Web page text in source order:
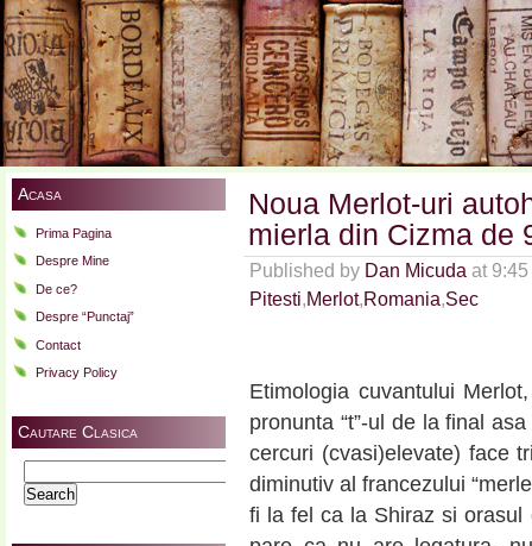
Acasa
Prima Pagina
Despre Mine
De ce?
Despre “Punctaj”
Contact
Privacy Policy
Cautare Clasica
for:
Noua Merlot-uri
mierla din Cizma de
Published by Dan Micuda at
Pitesti,Merlot,Romania,Sec
Etimologia cuvantului
pronunta “t”-ul de la final
cercuri (cvasi)elevate) face
diminutiv al francezului
fi la fel ca la Shiraz si